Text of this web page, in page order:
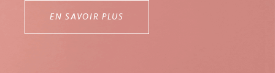
EN SAVOIR PLUS